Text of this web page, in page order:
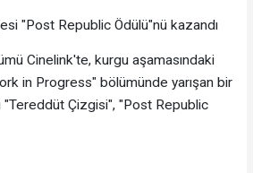
"Post Republic Ödülü"nü kazandı
Cinelink'te, kurgu aşamasındaki
in Progress" bölümünde yarışan bir
"Tereddüt Çizgisi", "Post Republic